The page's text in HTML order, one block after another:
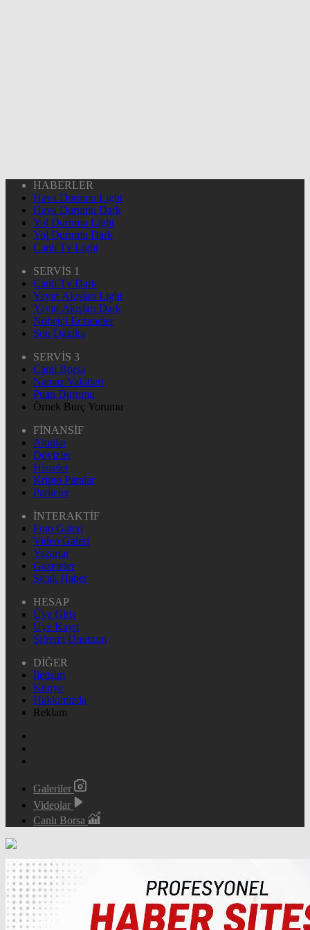
HABERLER
Hava Durumu Light
Hava Durumu Dark
Yol Durumu Light
Yol Durumu Dark
Canlı Tv Light
SERVİS 1
Canlı Tv Dark
Yayın Akışları Light
Yayın Akışları Dark
Nöbetçi Eczaneler
Son Dakika
SERVİS 3
Canlı Borsa
Namaz Vakitleri
Puan Durumu
Örnek Burç Yorumu
FİNANSİF
Altınlar
Dövizler
Hisseler
Kripto Paralar
Pariteler
İNTERAKTİF
Foto Galeri
Video Galeri
Yazarlar
Gazeteler
Sıcak Haber
HESAP
Üye Giriş
Üye Kayıt
Şifremi Unuttum
DİĞER
İletişim
Künye
Hakkımızda
Reklam
Galeriler
Videolar
Canlı Borsa